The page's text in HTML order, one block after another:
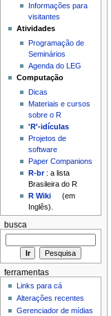
Informações para
visitantes
Atividades
Programação de
Seminários
Agenda do LEG
Computação
Dicas
Materiais e cursos
sobre o R
'R'-idículas
Projetos de
software
Paper Companions
R-br: a lista
Brasileira do R
R Wiki
(em
Inglês).
busca
ferramentas
Links para cá
Alterações recentes
Gerenciador de mídias